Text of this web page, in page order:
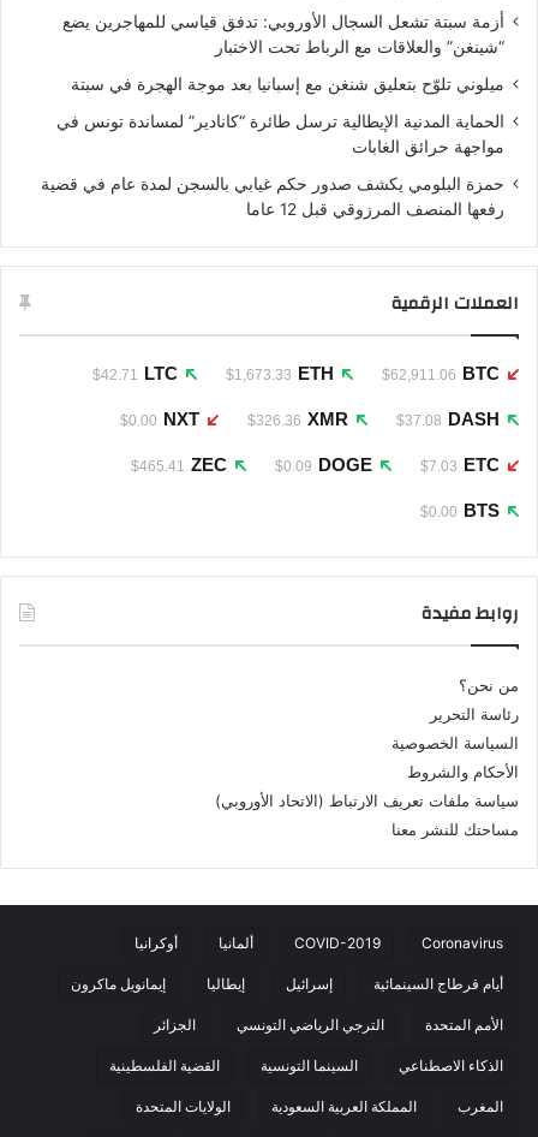
أزمة سبتة تشعل السجال الأوروبي: تدفق قياسي للمهاجرين يضع
“شينغن” والعلاقات مع الرباط تحت الاختبار
ميلوني تلوّح بتعليق شنغن مع إسبانيا بعد موجة الهجرة في سبتة
الحماية المدنية الإيطالية ترسل طائرة “كانادير” لمساندة تونس في
مواجهة حرائق الغابات
حمزة البلومي يكشف صدور حكم غيابي بالسجن لمدة عام في قضية
رفعها المنصف المرزوقي قبل 12 عاما
العملات الرقمية
BTC
$62,911.06
ETH
$1,673.33
LTC
$42.71
DASH
$37.08
XMR
$326.36
NXT
$0.00
ETC
$7.03
DOGE
$0.09
ZEC
$465.41
BTS
$0.00
روابط مفيدة
من نحن؟
رئاسة التحرير
السياسة الخصوصية
الأحكام والشروط
سياسة ملفات تعريف الارتباط (الاتحاد الأوروبي)
مساحتك للنشر معنا
Coronavirus
COVID-2019 ألمانيا أوكرانيا
أيام قرطاج السينمائية إسرائيل إيطاليا إيمانويل ماكرون
الأمم المتحدة الترجي الرياضي التونسي الجزائر
الذكاء الاصطناعي السينما التونسية القضية الفلسطينية
المغرب المملكة العربية السعودية الولايات المتحدة